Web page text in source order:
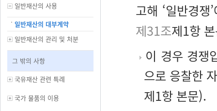
일반재산의 사용
일반재산의 대부계약
일반재산의 관리 및 처분
그 밖의 사항
국유재산 관련 특례
국가 물품의 이용
고해 ‘일반경쟁
제31조제1항
이 경우 경쟁
으로 응찰한
제1항 본문).